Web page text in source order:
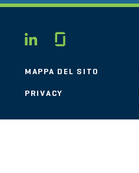
LINKEDIN
MAPPA DEL SITO
PRIVACY